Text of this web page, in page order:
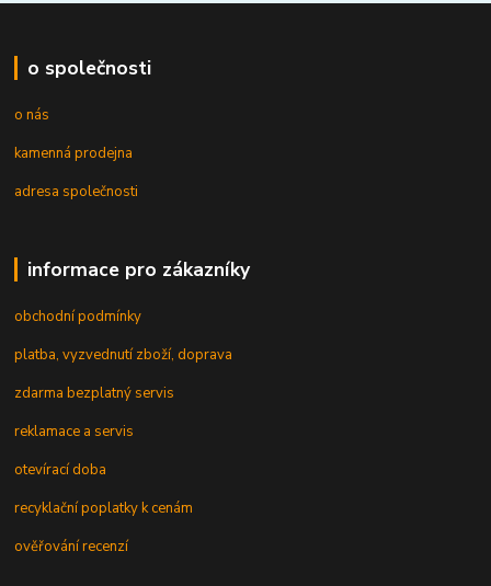
o společnosti
o nás
kamenná prodejna
adresa společnosti
informace pro zákazníky
obchodní podmínky
platba, vyzvednutí zboží, doprava
zdarma bezplatný servis
reklamace a servis
otevírací doba
recyklační poplatky k cenám
ověřování recenzí